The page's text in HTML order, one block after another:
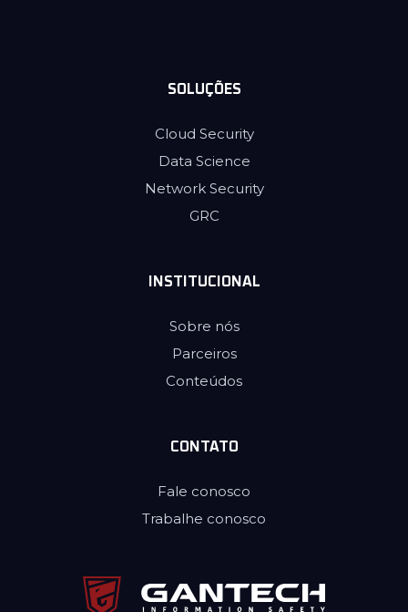
SOLUÇÕES
Cloud Security
Data Science
Network Security
GRC
INSTITUCIONAL
Sobre nós
Parceiros
Conteúdos
CONTATO
Fale conosco
Trabalhe conosco